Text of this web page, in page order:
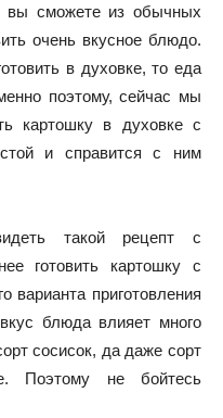
вы сможете из обычных
очень вкусное блюдо.
в духовке, то еда
поэтому, сейчас мы
картошку в духовке с
и справится с ним
такой рецепт с
готовить картошку с
варианта приготовления
блюда влияет много
сосисок, да даже сорт
Поэтому не бойтесь